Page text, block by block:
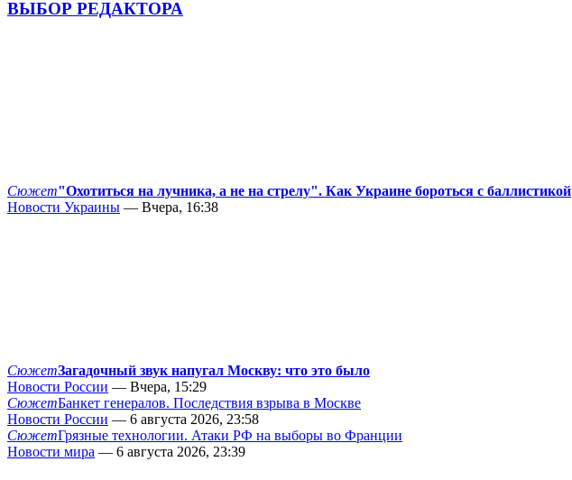
ВЫБОР РЕДАКТОРА
Сюжет"Охотиться на лучника, а не на стрелу". Как Украине бороться с баллистикой
Новости Украины — Вчера, 16:38
СюжетЗагадочный звук напугал Москву: что это было
Новости России — Вчера, 15:29
СюжетБанкет генералов. Последствия взрыва в Москве
Новости России — 6 августа 2026, 23:58
СюжетГрязные технологии. Атаки РФ на выборы во Франции
Новости мира — 6 августа 2026, 23:39